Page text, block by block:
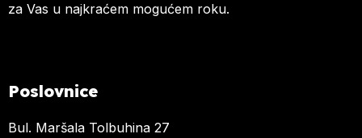
za Vas u najkraćem mogućem roku.
Poslovnice
Bul. Maršala Tolbuhina 27